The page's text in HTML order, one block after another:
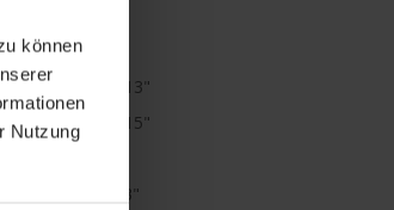
können
Nutzung
M1
MacBook Air 13"
MacBook Air 15"
MacBook Pro 13"